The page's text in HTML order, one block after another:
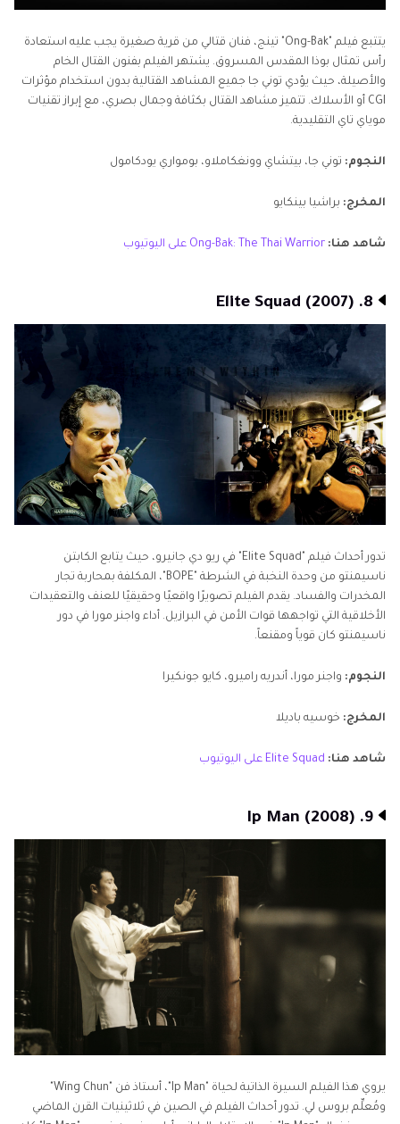
يتتبع فيلم "Ong-Bak" تينج، فنان قتالي من قرية صغيرة يجب عليه استعادة
رأس تمثال بوذا المقدس المسروق. يشتهر الفيلم بفنون القتال الخام
والأصيلة، حيث يؤدي توني جا جميع المشاهد القتالية بدون استخدام مؤثرات
CGI أو الأسلاك. تتميز مشاهد القتال بكثافة وجمال بصري، مع إبراز تقنيات
موياي تاي التقليدية.
النجوم: توني جا، بيتشاي وونغكاملاو، بومواري يودكامول
المخرج: براشيا بينكايو
شاهد هنا: Ong-Bak: The Thai Warrior على اليوتيوب
8. Elite Squad (2007)
تدور أحداث فيلم "Elite Squad" في ريو دي جانيرو، حيث يتابع الكابتن
ناسيمنتو من وحدة النخبة في الشرطة "BOPE"، المكلفة بمحاربة تجار
المخدرات والفساد. يقدم الفيلم تصويرًا واقعيًا وحقيقيًا للعنف والتعقيدات
الأخلاقية التي تواجهها قوات الأمن في البرازيل. أداء واجنر مورا في دور
ناسيمنتو كان قوياً ومقنعاً.
النجوم: واجنر مورا، أندريه راميرو، كايو جونكيرا
المخرج: خوسيه باديلا
شاهد هنا: Elite Squad على اليوتيوب
9. Ip Man (2008)
ومُعلِّم بروس لي. تدور أحداث الفيلم في الصين في ثلاثينيات القرن الماضي